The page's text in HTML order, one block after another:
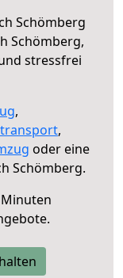
Schömberg
Schömberg,
stressfrei
,
,
oder eine
Schömberg.